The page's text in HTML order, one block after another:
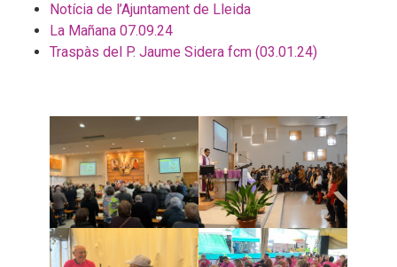
Notícia de l’Ajuntament de Lleida
La Mañana 07.09.24
Traspàs del P. Jaume Sidera fcm (03.01.24)